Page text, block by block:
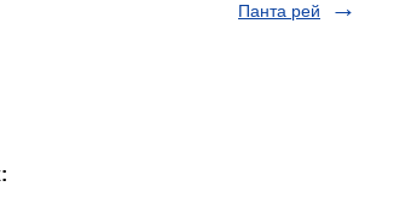
Панта рей